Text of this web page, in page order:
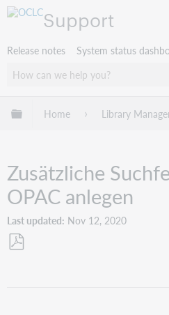
Support
Release notes System status
Expand/collapse global
Home Library
Zusätzliche
OPAC anlegen
Last updated Nov 12, 2020